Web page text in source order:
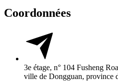
Coordonnées
3e étage, n° 104 Fusheng
ville de Dongguan, province